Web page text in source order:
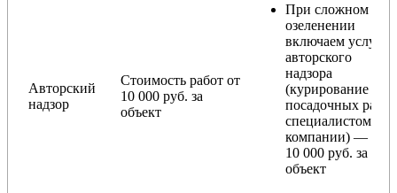
Авторский
надзор
Стоимость работ от
10 000 руб. за
объект
При сложном
озеленении
включаем услугу
авторского
надзора
(курирование
посадочных работ
специалистом
компании) — от
10 000 руб. за
объект